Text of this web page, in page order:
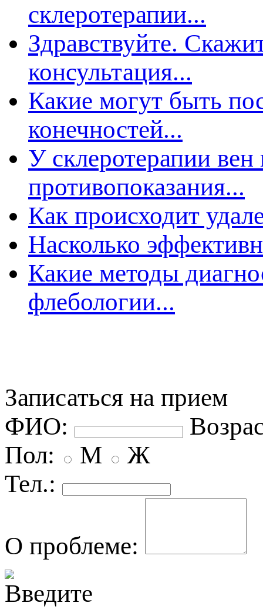
склеротерапии...
Здравствуйте.
консультация...
Какие могут быть
конечностей...
У склеротерапии
ротивопоказания...
Как происходит
Насколько
Какие методы
флебологии...
Записаться на прием
ФИО:
Пол:
М
Ж
Тел.:
О проблеме: